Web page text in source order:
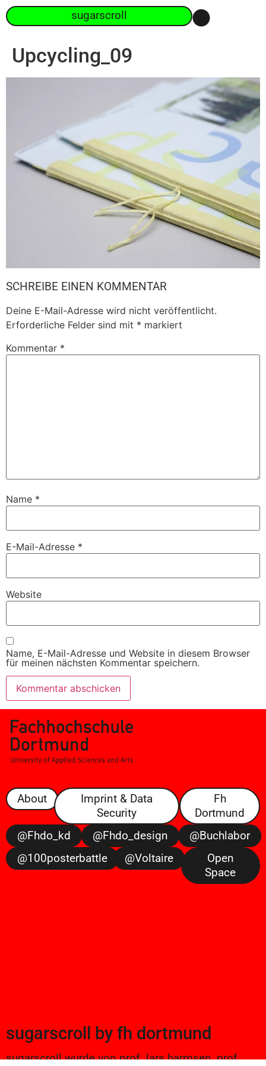
sugarscroll
Upcycling_09
SCHREIBE EINEN KOMMENTAR
Deine E-Mail-Adresse wird nicht veröffentlicht.
Erforderliche Felder sind mit * markiert
Kommentar *
Name *
E-Mail-Adresse *
Website
Name, E-Mail-Adresse und Website in diesem Browser
für meinen nächsten Kommentar speichern.
About
Imprint & Data
Security
Fh
Dortmund
@fhdo_kd
@fhdo_design
@buchlabor
@100posterbattle
@voltaire
Open
Space
sugarscroll by fh dortmund
sugarscroll wurde von prof. lars harmsen, prof.